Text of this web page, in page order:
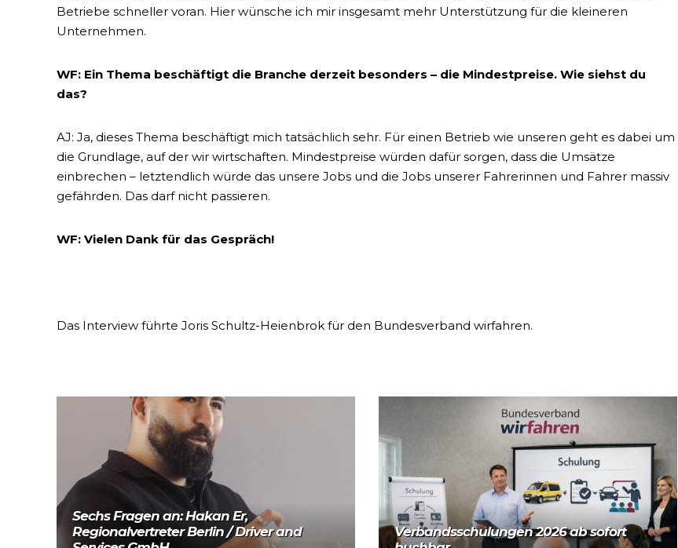
Betriebe schneller voran. Hier wünsche ich mir insgesamt mehr Unterstützung für die kleineren
Unternehmen.
WF: Ein Thema beschäftigt die Branche derzeit besonders – die Mindestpreise. Wie siehst du
das?
AJ: Ja, dieses Thema beschäftigt mich tatsächlich sehr. Für einen Betrieb wie unseren geht es dabei um
die Grundlage, auf der wir wirtschaften. Mindestpreise würden dafür sorgen, dass die Umsätze
einbrechen – letztendlich würde das unsere Jobs und die Jobs unserer Fahrerinnen und Fahrer massiv
gefährden. Das darf nicht passieren.
WF: Vielen Dank für das Gespräch!
Das Interview führte Joris Schultz-Heienbrok für den Bundesverband wirfahren.
Sechs Fragen an: Hakan Er,
Regionalvertreter Berlin / Driver and
Mehr lesen
Verbandsschulungen 2026 ab sofort